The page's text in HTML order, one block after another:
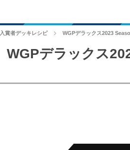
入賞者デッキレシピ WGPデラックス2023
WGPデラックス